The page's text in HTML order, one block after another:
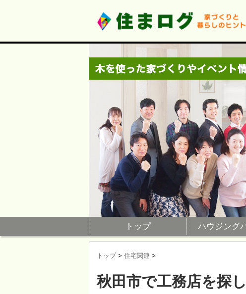
トップ ハウジング
トップ > 住宅関連 >
秋田市で工務店を探